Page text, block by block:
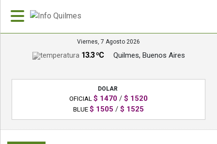
Viernes, 7 Agosto 2026
13.3 ºC Quilmes, Buenos Aires
DOLAR
OFICIAL $ 1470 / $ 1520
BLUE $ 1505 / $ 1525